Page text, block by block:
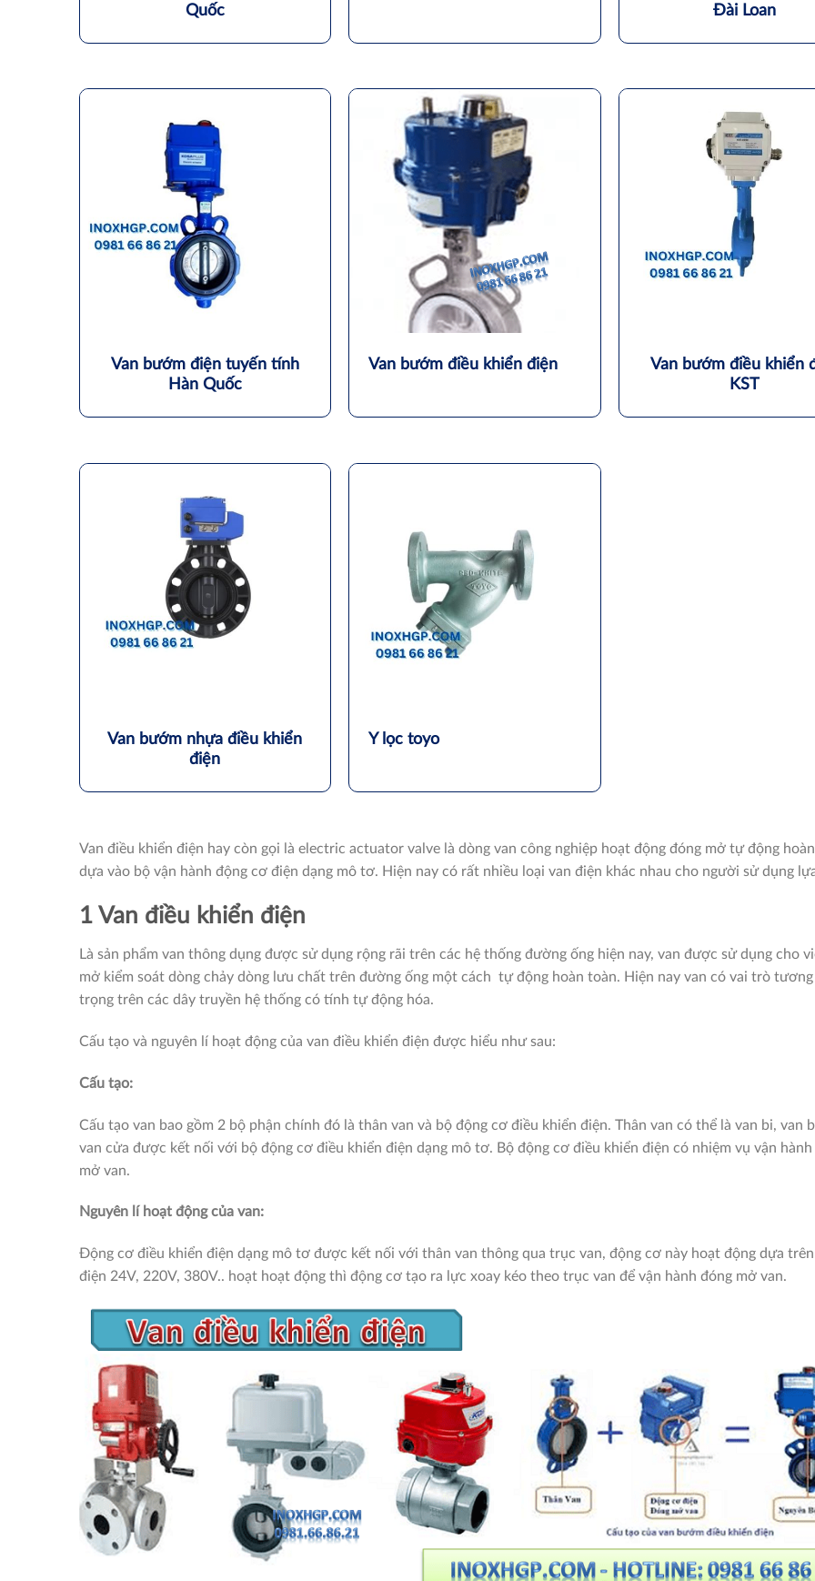
Quốc
Đài Loan
Van bướm điện tuyến tính
Hàn Quốc
Van bướm điều khiển điện
Van bướm điều khiển
KST
Van bướm nhựa điều khiển
điện
Y lọc toyo
Van điều khiển điện hay còn gọi là electric actuator valve là dòng van công nghiệp hoạt động đóng mở tự động
dựa vào bộ vận hành động cơ điện dạng mô tơ. Hiện nay có rất nhiều loại van điện khác nhau cho người sử dụng
1 Van điều khiển điện
Là sản phẩm van thông dụng được sử dụng rộng rãi trên các hệ thống đường ống hiện nay, van được sử dụng cho
mở kiểm soát dòng chảy dòng lưu chất trên đường ống một cách tự động hoàn toàn. Hiện nay van có vai trò
trọng trên các dây truyền hệ thống có tính tự động hóa.
Cấu tạo và nguyên lí hoạt động của van điều khiển điện được hiểu như sau:
Cấu tạo:
Cấu tạo van bao gồm 2 bộ phận chính đó là thân van và bộ động cơ điều khiển điện. Thân van có thể là van bi, van
van cửa được kết nối với bộ động cơ điều khiển điện dạng mô tơ. Bộ động cơ điều khiển điện có nhiệm vụ vận hành
mở van.
Nguyên lí hoạt động của van:
Động cơ điều khiển điện dạng mô tơ được kết nối với thân van thông qua trục van, động cơ này hoạt động dựa
điện 24V, 220V, 380V.. hoạt hoạt động thì động cơ tạo ra lực xoay kéo theo trục van để vận hành đóng mở van.